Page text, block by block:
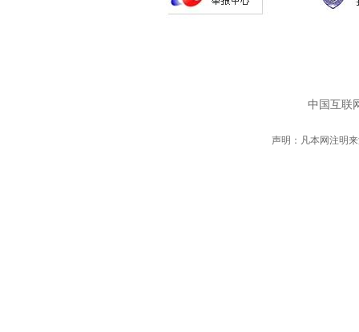
中国互联
声明：凡本网注明